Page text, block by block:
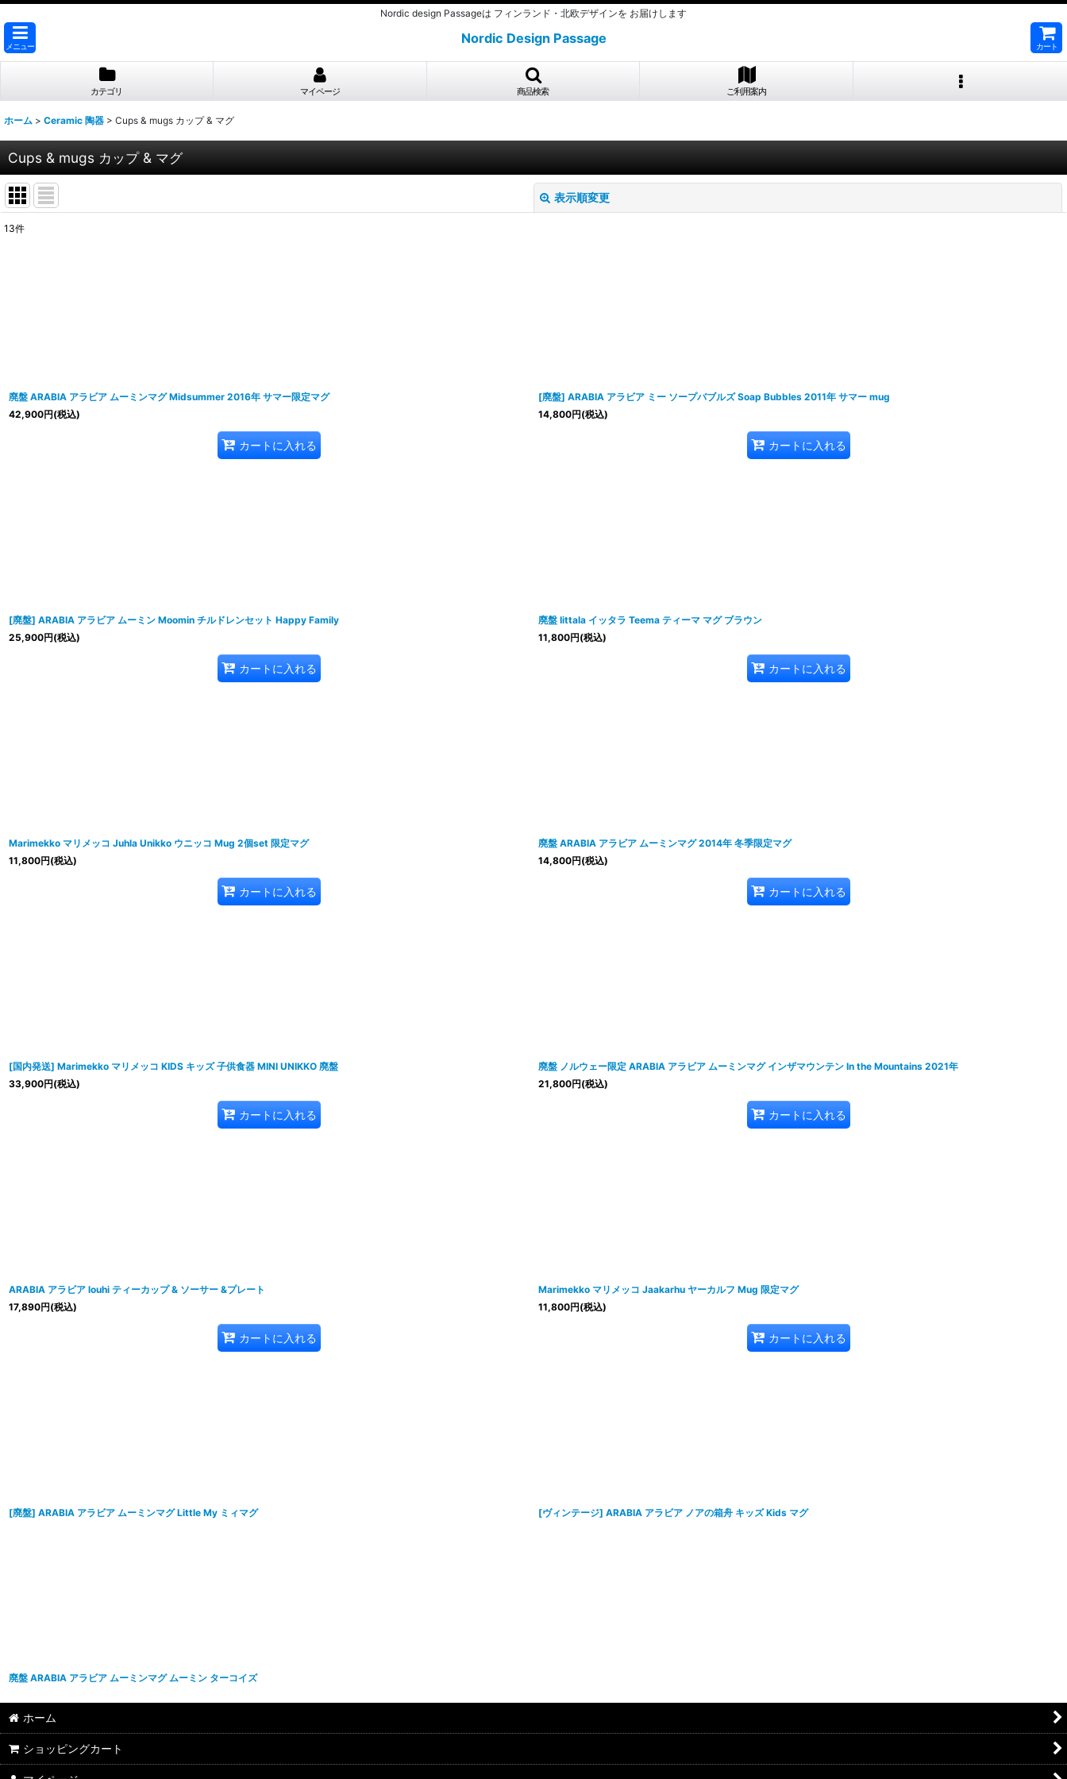
Nordic design Passageは フィンランド・北欧デザインを お届けします
メニュー
Nordic Design Passage
カート
カテゴリ マイページ 商品検索 ご利用案内
ホーム > Ceramic 陶器 > Cups & mugs カップ & マグ
Cups & mugs カップ & マグ
表示順変更
13件
廃盤 ARABIA アラビア ムーミンマグ Midsummer 2016年 サマー限定マグ
42,900円(税込)
カートに入れる
[廃盤] ARABIA アラビア ミー ソープバブルズ Soap Bubbles 2011年 サマー mug
14,800円(税込)
カートに入れる
[廃盤] ARABIA アラビア ムーミン Moomin チルドレンセット Happy Family
25,900円(税込)
カートに入れる
廃盤 Iittala イッタラ Teema ティーマ マグ ブラウン
11,800円(税込)
カートに入れる
Marimekko マリメッコ Juhla Unikko ウニッコ Mug 2個set 限定マグ
11,800円(税込)
カートに入れる
廃盤 ARABIA アラビア ムーミンマグ 2014年 冬季限定マグ
14,800円(税込)
カートに入れる
[国内発送] Marimekko マリメッコ KIDS キッズ 子供食器 MINI UNIKKO 廃盤
33,900円(税込)
カートに入れる
廃盤 ノルウェー限定 ARABIA アラビア ムーミンマグ インザマウンテン In the Mountains 2021年
21,800円(税込)
カートに入れる
ARABIA アラビア louhi ティーカップ & ソーサー &プレート
17,890円(税込)
カートに入れる
Marimekko マリメッコ Jaakarhu ヤーカルフ Mug 限定マグ
11,800円(税込)
カートに入れる
[廃盤] ARABIA アラビア ムーミンマグ Little My ミィマグ [ヴィンテージ] ARABIA アラビア ノアの箱⾈ キッズ Kids マグ
廃盤 ARABIA アラビア ムーミンマグ ムーミン ターコイズ
ホーム
ショッピングカート